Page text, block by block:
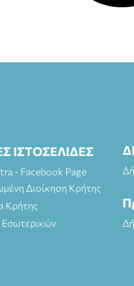
ΙΣΤΟΣΕΛΙΔΕΣ
- Facebook Page
Διοίκηση Κρήτης
Κρήτης